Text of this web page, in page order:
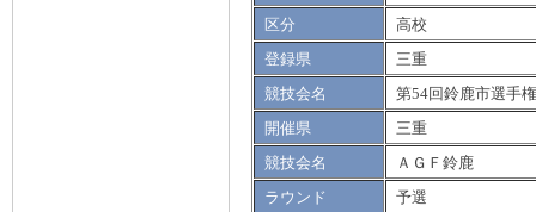
区分
高校
登録県
三重
競技会名
第54回鈴鹿市選手権
開催県
三重
競技会名
ＡＧＦ鈴鹿
ラウンド
予選